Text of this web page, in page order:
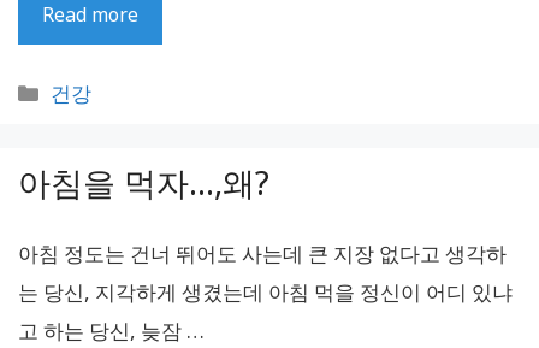
Read more
카
리
건강
아침을 먹자…,왜?
아침 정도는 건너 뛰어도 사는데 큰 지장 없다고 생각하
는 당신, 지각하게 생겼는데 아침 먹을 정신이 어디 있냐
고 하는 당신, 늦잠 …